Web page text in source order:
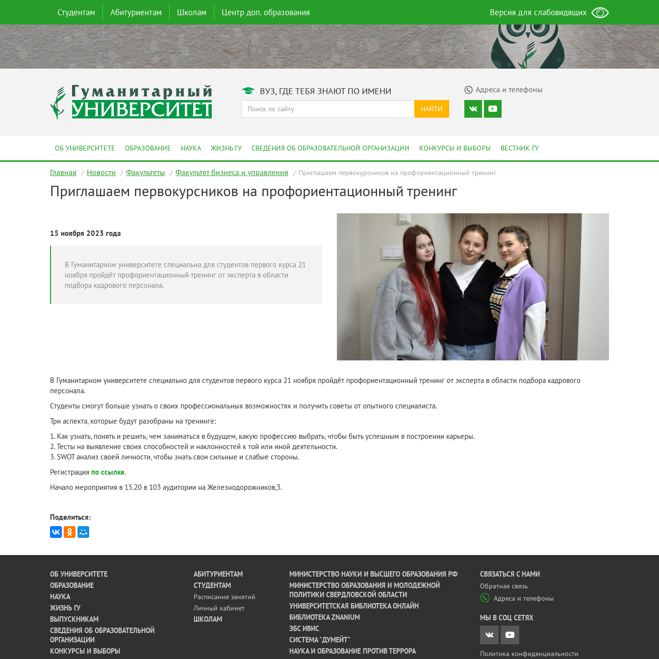
Студентам Абитуриентам Школам Центр доп. образования Версия для слабовидящих
ВУЗ, ГДЕ ТЕБЯ ЗНАЮТ ПО ИМЕНИ Адреса и телефоны
НАЙТИ
ОБ УНИВЕРСИТЕТЕ ОБРАЗОВАНИЕ НАУКА ЖИЗНЬ ГУ СВЕДЕНИЯ ОБ ОБРАЗОВАТЕЛЬНОЙ ОРГАНИЗАЦИИ КОНКУРСЫ И ВЫБОРЫ ВЕСТНИК ГУ
Главная Новости Факультеты Факультет бизнеса и управления Приглашаем первокурсников на профориентационный тренинг
Приглашаем первокурсников на профориентационный тренинг
15 ноября 2023 года
В Гуманитарном университете специально для студентов первого курса 21
ноября пройдёт профориентационный тренинг от эксперта в области
подбора кадрового персонала.
В Гуманитарном университете специально для студентов первого курса 21 ноября пройдёт профориентационный тренинг от эксперта в области подбора кадрового
персонала.
Студенты смогут больше узнать о своих профессиональных возможностях и получить советы от опытного специалиста.
Три аспекта, которые будут разобраны на тренинге:
1. Как узнать, понять и решить, чем заниматься в будущем, какую профессию выбрать, чтобы быть успешным в построении карьеры.
2. Тесты на выявление своих способностей и наклонностей к той или иной деятельности.
3. SWOT анализ своей личности, чтобы знать свои сильные и слабые стороны.
Регистрация по ссылке.
Начало мероприятия в 15.20 в 103 аудитории на Железнодорожников,3.
Поделиться:
ОБ УНИВЕРСИТЕТЕ
ОБРАЗОВАНИЕ
НАУКА
ЖИЗНЬ ГУ
ВЫПУСКНИКАМ
СВЕДЕНИЯ ОБ ОБРАЗОВАТЕЛЬНОЙ
ОРГАНИЗАЦИИ
КОНКУРСЫ И ВЫБОРЫ
АБИТУРИЕНТАМ
СТУДЕНТАМ
Расписание занятий
Личный кабинет
ШКОЛАМ
МИНИСТЕРСТВО НАУКИ И ВЫСШЕГО ОБРАЗОВАНИЯ РФ
МИНИСТЕРСТВО ОБРАЗОВАНИЯ И МОЛОДЕЖНОЙ
ПОЛИТИКИ СВЕРДЛОВСКОЙ ОБЛАСТИ
УНИВЕРСИТЕТСКАЯ БИБЛИОТЕКА ОНЛАЙН
БИБЛИОТЕКА ZNANIUM
ЭБС ИВИС
СИСТЕМА "ДУМЕЙТ"
НАУКА И ОБРАЗОВАНИЕ ПРОТИВ ТЕРРОРА
CВЯЗАТЬСЯ С НАМИ
Обратная связь
Адреса и телефоны
МЫ В СОЦ СЕТЯХ
Политика конфиденциальности